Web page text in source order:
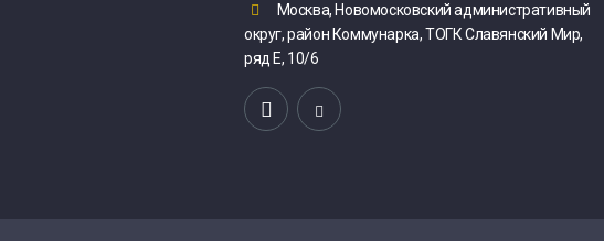
Москва, Новомосковский административный
округ, район Коммунарка, ТОГК Славянский Мир,
ряд Е, 10/6